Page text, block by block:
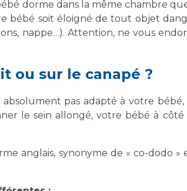
dorme dans la même chambre que
bébé soit éloigné de tout objet
nappe…). Attention, ne vous
ou sur le canapé ?
pas adapté à votre
le sein allongé, votre bébé à
anglais, synonyme de « co-dodo »